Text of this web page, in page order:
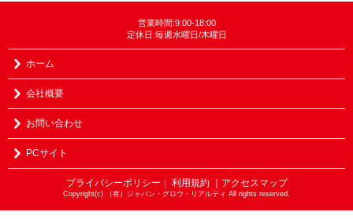
営業時間:9:00-18:00
定休日:毎週水曜日/木曜日
ホーム
会社概要
お問い合わせ
PCサイト
プライバシーポリシー ｜ 利用規約 ｜アクセスマップ
Copyright(c) （有）ジャパン・グロウ・リアルティ All rights reserved.